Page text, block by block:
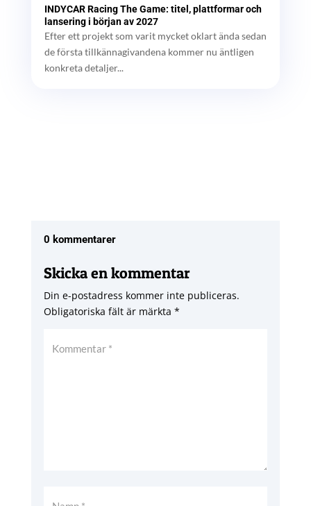
INDYCAR Racing The Game: titel, plattformar och
lansering i början av 2027
Efter ett projekt som varit mycket oklart ända sedan
de första tillkännagivandena kommer nu äntligen
konkreta detaljer...
0 kommentarer
Skicka en kommentar
Din e-postadress kommer inte publiceras.
Obligatoriska fält är märkta *